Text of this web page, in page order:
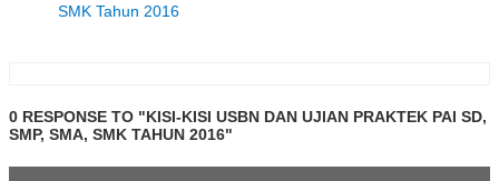
SMK Tahun 2016
0 RESPONSE TO "KISI-KISI USBN DAN UJIAN PRAKTEK PAI SD,
SMP, SMA, SMK TAHUN 2016"